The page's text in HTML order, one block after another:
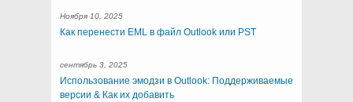
Ноября 10, 2025
Как перенести EML в файл Outlook или PST
сентябрь 3, 2025
Использование эмодзи в Outlook: Поддерживаемые
версии & Как их добавить